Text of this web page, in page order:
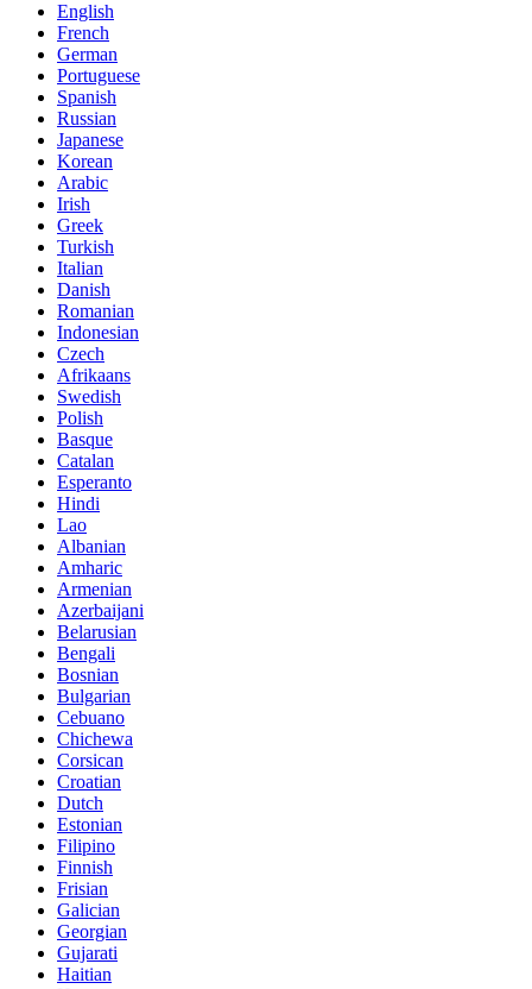
English
French
German
Portuguese
Spanish
Russian
Japanese
Korean
Arabic
Irish
Greek
Turkish
Italian
Danish
Romanian
Indonesian
Czech
Afrikaans
Swedish
Polish
Basque
Catalan
Esperanto
Hindi
Lao
Albanian
Amharic
Armenian
Azerbaijani
Belarusian
Bengali
Bosnian
Bulgarian
Cebuano
Chichewa
Corsican
Croatian
Dutch
Estonian
Filipino
Finnish
Frisian
Galician
Georgian
Gujarati
Haitian